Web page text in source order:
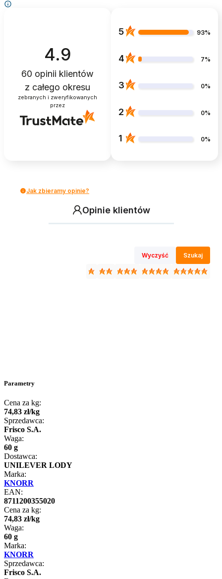
4.9
60 opinii klientów
z całego okresu
zebranych i zweryfikowanych
przez
5 93%
4 7%
3 0%
2 0%
1 0%
Jak zbieramy opinie?
Opinie klientów
Wyczyść Szukaj
Parametry
Cena za kg:
74,83 zł/kg
Sprzedawca:
Frisco S.A.
Waga:
60 g
Dostawca:
UNILEVER LODY
Marka:
KNORR
EAN:
8711200355020
Cena za kg:
74,83 zł/kg
Waga:
60 g
Marka:
KNORR
Sprzedawca:
Frisco S.A.